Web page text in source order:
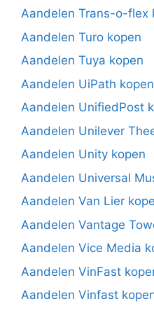
Aandelen Trans-o-flex
Aandelen Turo kopen
Aandelen Tuya kopen
Aandelen UiPath kopen
Aandelen UnifiedPost
Aandelen Unilever
Aandelen Unity kopen
Aandelen Universal
Aandelen Van Lier
Aandelen Vantage
Aandelen Vice Media
Aandelen VinFast
Aandelen Vinfast